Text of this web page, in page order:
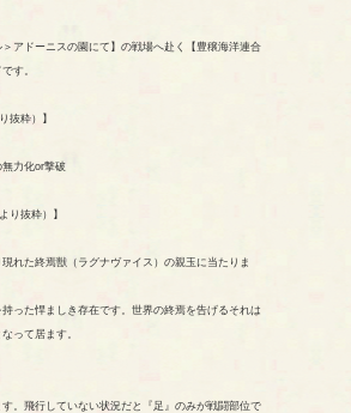
アドーニスの園にて】の戦場へ赴く【豊穣海洋連合
す。
抜粋）】
無力化or撃破
り抜粋）】
れた終焉獣（ラグナヴァイス）の親玉に当たりま
った悍ましき存在です。世界の終焉を告げるそれは
って居ます。
。飛行していない状況だと『足』のみが戦闘部位で